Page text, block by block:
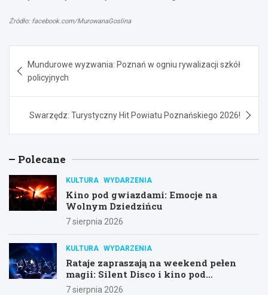
Źródło: facebook.com/MurowanaGoslina
wpisu
Mundurowe wyzwania: Poznań w ogniu rywalizacji szkół
policyjnych
Swarzędz: Turystyczny Hit Powiatu Poznańskiego 2026!
Polecane
KULTURA WYDARZENIA
Kino pod gwiazdami: Emocje na
Wolnym Dziedzińcu
7 sierpnia 2026
KULTURA WYDARZENIA
Rataje zapraszają na weekend pełen
magii: Silent Disco i kino pod
gwiazdami!
7 sierpnia 2026